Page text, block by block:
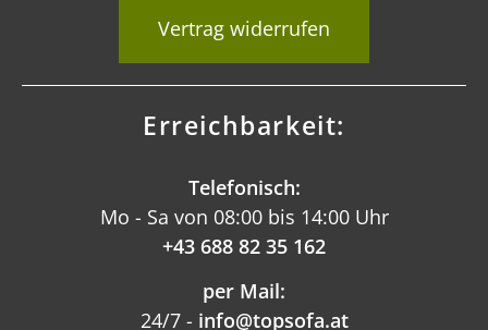
Vertrag widerrufen
Erreichbarkeit:
Telefonisch:
Mo - Sa von 08:00 bis 14:00 Uhr
+43 688 82 35 162
per Mail:
24/7 - info@topsofa.at